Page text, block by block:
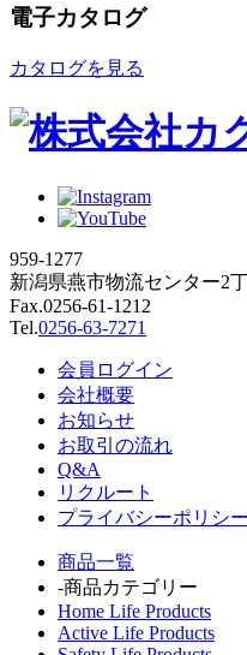
電子カタログ
カタログを見る
959-1277
新潟県燕市物流センター2
Fax.0256-61-1212
Tel.0256-63-7271
会員ログイン
会社概要
お知らせ
お取引の流れ
Q&A
リクルート
プライバシーポリシー
商品一覧
-商品カテゴリー
Home Life Products
Active Life Products